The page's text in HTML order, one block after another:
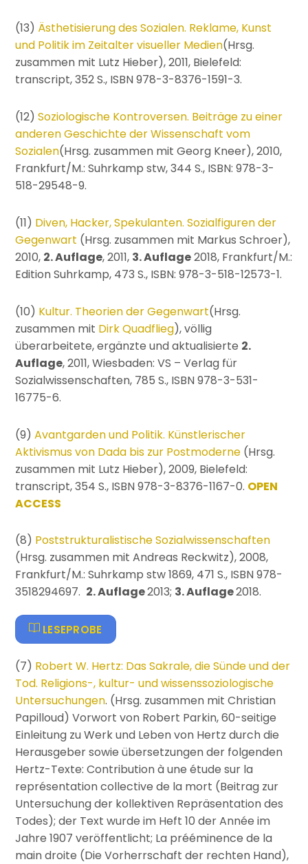
(13) Ästhetisierung des Sozialen. Reklame, Kunst
und Politik im Zeitalter visueller Medien(Hrsg.
zusammen mit Lutz Hieber), 2011, Bielefeld:
transcript, 352 S., ISBN 978-3-8376-1591-3.
(12)Soziologische Kontroversen. Beiträge zu einer
anderen Geschichte der Wissenschaft vom
Sozialen(Hrsg. zusammen mit Georg Kneer), 2010,
Frankfurt/M.: Suhrkamp stw, 344 S., ISBN: 978-3-
518-29548-9.
(11) Diven, Hacker, Spekulanten. Sozialfiguren der
Gegenwart (Hrsg. zusammen mit Markus Schroer),
2010, 2. Auflage, 2011, 3. Auflage2018, Frankfurt/M.:
Edition Suhrkamp, 473 S., ISBN: 978-3-518-12573-1.
(10) Kultur. Theorien der Gegenwart(Hrsg.
zusammen mit Dirk Quadflieg), völlig
überarbeitete, ergänzte und aktualisierte 2.
Auflage, 2011, Wiesbaden: VS – Verlag für
Sozialwissenschaften, 785 S., ISBN 978-3-531-
16775-6.
(9)Avantgarden und Politik. Künstlerischer
Aktivismus von Dada bis zur Postmoderne (Hrsg.
zusammen mit Lutz Hieber), 2009, Bielefeld:
transcript, 354 S., ISBN 978-3-8376-1167-0. OPEN
ACCESS
(8) Poststrukturalistische Sozialwissenschaften
(Hrsg. zusammen mit Andreas Reckwitz), 2008,
Frankfurt/M.: Suhrkamp stw 1869, 471 S., ISBN 978-
3518294697. 2. Auflage2013; 3. Auflage2018.
LESEPROBE
(7) Robert W. Hertz: Das Sakrale, die Sünde und der
Tod. Religions-, kultur- und wissenssoziologische
Untersuchungen. (Hrsg. zusammen mit Christian
Papilloud) Vorwort von Robert Parkin, 60-seitige
Einleitung zu Werk und Leben von Hertz durch die
Herausgeber sowie übersetzungen der folgenden
Hertz-Texte: Contribution à une étude sur la
représentation collective de la mort (Beitrag zur
Untersuchung der kollektiven Repräsentation des
Todes); der Text wurde im Heft 10 der Année im
Jahre 1907 veröffentlicht; La prééminence de la
main droite (Die Vorherrschaft der rechten Hand),